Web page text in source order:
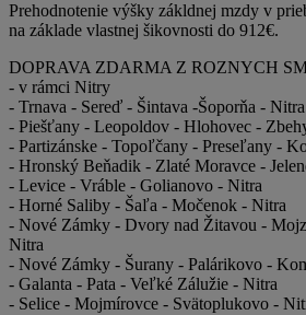
Prehodnotenie výšky zákldnej mzdy v
na základe vlastnej šikovnosti do 912€.
DOPRAVA ZDARMA Z ROZNYCH
- v rámci Nitry
- Trnava - Sereď - Šintava -Šoporňa - Nitra
- Piešťany - Leopoldov - Hlohovec -
- Partizánske - Topoľčany - Preseľany -
- Hronský Beňadik - Zlaté Moravce -
- Levice - Vráble - Golianovo - Nitra
- Horné Saliby - Šaľa - Močenok - Nitra
- Nové Zámky - Dvory nad Žitavou -
Nitra
- Nové Zámky - Šurany - Palárikovo -
- Galanta - Pata - Veľké Zálužie - Nitra
- Selice - Mojmírovce - Svätoplukovo -